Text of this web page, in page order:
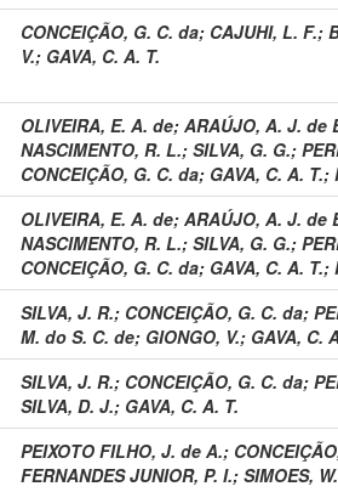
CONCEIÇÃO, G. C. da; CAJUHI, L. F.;
V.; GAVA, C. A. T.
OLIVEIRA, E. A. de; ARAÚJO, A. J. de
NASCIMENTO, R. L.; SILVA, G. G.;
CONCEIÇÃO, G. C. da; GAVA, C. A. T.;
OLIVEIRA, E. A. de; ARAÚJO, A. J. de
NASCIMENTO, R. L.; SILVA, G. G.;
CONCEIÇÃO, G. C. da; GAVA, C. A. T.;
SILVA, J. R.; CONCEIÇÃO, G. C. da;
M. do S. C. de; GIONGO, V.; GAVA, C.
SILVA, J. R.; CONCEIÇÃO, G. C. da;
SILVA, D. J.; GAVA, C. A. T.
PEIXOTO FILHO, J. de A.;
FERNANDES JUNIOR, P. I.; SIMOES,